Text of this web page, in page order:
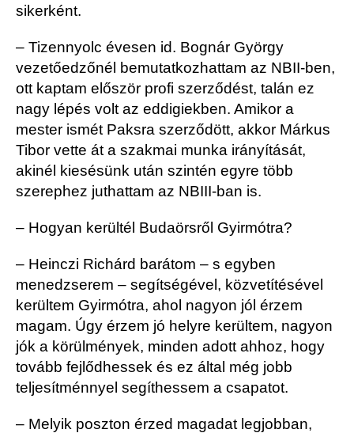
sikerként.
– Tizennyolc évesen id. Bognár György
vezetőedzőnél bemutatkozhattam az NBII-ben,
ott kaptam először profi szerződést, talán ez
nagy lépés volt az eddigiekben. Amikor a
mester ismét Paksra szerződött, akkor Márkus
Tibor vette át a szakmai munka irányítását,
akinél kiesésünk után szintén egyre több
szerephez juthattam az NBIII-ban is.
– Hogyan kerültél Budaörsről Gyirmótra?
– Heinczi Richárd barátom – s egyben
menedzserem – segítségével, közvetítésével
kerültem Gyirmótra, ahol nagyon jól érzem
magam. Úgy érzem jó helyre kerültem, nagyon
jók a körülmények, minden adott ahhoz, hogy
tovább fejlődhessek és ez által még jobb
teljesítménnyel segíthessem a csapatot.
– Melyik poszton érzed magadat legjobban,